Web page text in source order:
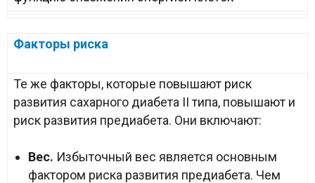
Факторы риска
Те же факторы, которые повышают риск
развития сахарного диабета II типа, повышают и
риск развития предиабета. Они включают:
Вес. Избыточный вес является основным
фактором риска развития предиабета. Чем